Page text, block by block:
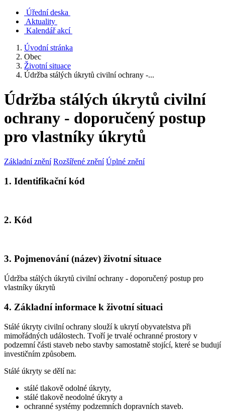
Úřední deska
Aktuality
Kalendář akcí
Úvodní stránka
Obec
Životní situace
Údržba stálých úkrytů civilní ochrany -...
Údržba stálých úkrytů civilní
ochrany - doporučený postup
pro vlastníky úkrytů
Základní znění Rozšířené znění Úplné znění
1. Identifikační kód
2. Kód
3. Pojmenování (název) životní situace
Údržba stálých úkrytů civilní ochrany - doporučený postup pro
vlastníky úkrytů
4. Základní informace k životní situaci
Stálé úkryty civilní ochrany slouží k ukrytí obyvatelstva při
mimořádných událostech. Tvoří je trvalé ochranné prostory v
podzemní části staveb nebo stavby samostatně stojící, které se budují
investičním způsobem.
Stálé úkryty se dělí na:
stálé tlakově odolné úkryty,
stálé tlakově neodolné úkryty a
ochranné systémy podzemních dopravních staveb.